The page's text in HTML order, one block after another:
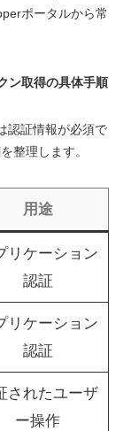
ポータルから常
ン取得の具体手順
認証情報が必須で
整理します。
用途
リケーション
認証
リケーション
認証
されたユーザ
ー操作